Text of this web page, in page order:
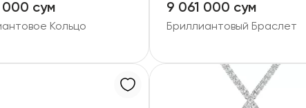
000 сум
Кольцо
9 061 000 сум
Бриллиантовый Браслет